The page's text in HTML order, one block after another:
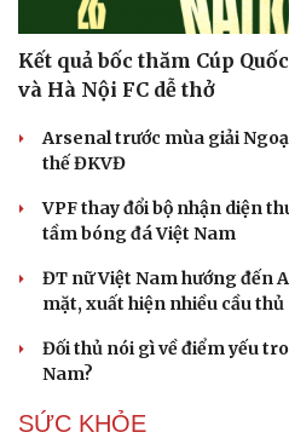
Kết quả bốc thăm Cúp
và Hà Nội FC dễ thở
Arsenal trước mùa giải
thế ĐKVĐ
VPF thay đổi bộ nhận diện
tầm bóng đá Việt Nam
ĐT nữ Việt Nam hướng đến
mặt, xuất hiện nhiều cầu thủ
Đối thủ nói gì về điểm yếu
Nam?
SỨC KHỎE